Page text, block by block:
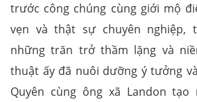
trước công chúng cùng giới mộ
vẹn và thật sự chuyên nghiệp,
những trăn trở thầm lặng và
thuật ấy đã nuôi dưỡng ý tưởng
Quyên cùng ông xã Landon tạo